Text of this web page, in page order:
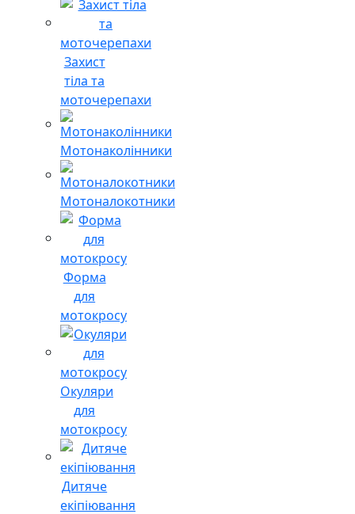
Захист
тіла та
моточерепахи
Мотонаколінники
Мотоналокотники
Форма
для
мотокросу
Окуляри
для
мотокросу
Дитяче
екіпіювання